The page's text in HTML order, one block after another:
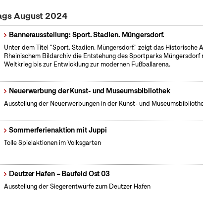
August 2024
Bannerausstellung: Sport. Stadien. Müngersdorf.
Unter dem Titel "Sport. Stadien. Müngersdorf." zeigt das Historische
Rheinischem Bildarchiv die Entstehung des Sportparks Müngersdorf
Weltkrieg bis zur Entwicklung zur modernen Fußballarena.
Neuerwerbung der Kunst- und Museumsbibliothek
Ausstellung der Neuerwerbungen in der Kunst- und
Sommerferienaktion mit Juppi
Tolle Spielaktionen im Volksgarten
Deutzer Hafen – Baufeld Ost 03
Ausstellung der Siegerentwürfe zum Deutzer Hafen